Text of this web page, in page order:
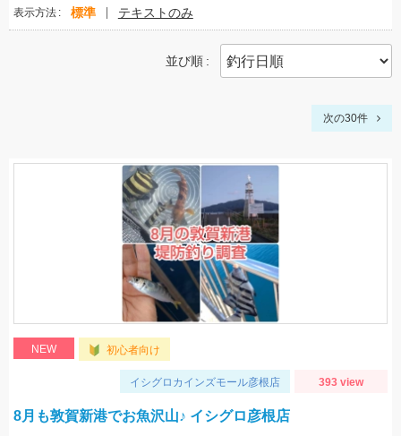
表示方法 標準 テキストのみ
並び順
次の30件
NEW 初心者向け
イシグロカインズモール彦根店 393 view
8月も敦賀新港でお魚沢山♪ イシグロ彦根店